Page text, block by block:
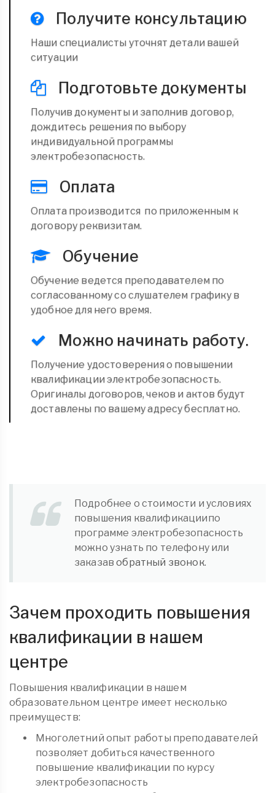
Получите консультацию
Наши специалисты уточнят детали вашей
ситуации
Подготовьте документы
Получив документы и заполнив договор,
дождитесь решения по выбору
индивидуальной программы
электробезопасность.
Оплата
Оплата производится по приложенным к
договору реквизитам.
Обучение
Обучение ведется преподавателем по
согласованному со слушателем графику в
удобное для него время.
Можно начинать работу.
Получение удостоверения о повышении
квалификации электробезопасность.
Оригиналы договоров, чеков и актов будут
доставлены по вашему адресу бесплатно.
Подробнее о стоимости и условиях
повышения квалификациипо
программе электробезопасность
можно узнать по телефону или
заказавобратный звонок.
Зачем проходить повышения
квалификации в нашем
центре
Повышения квалификации в нашем
образовательном центре имеет несколько
преимуществ:
Многолетний опыт работы преподавателей
позволяет добиться качественного
повышение квалификации по курсу
электробезопасность